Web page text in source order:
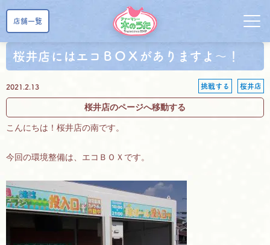
店舗一覧
桜井店にはエコＢＯＸがありますよ～！
2021.2.13 挑戦する 桜井店
桜井店のページへ移動する
こんにちは！桜井店の南です。
今回の環境整備は、エコＢＯＸです。